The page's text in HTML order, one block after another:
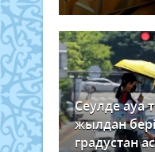
Сеулде ауа
жылдан
градустан